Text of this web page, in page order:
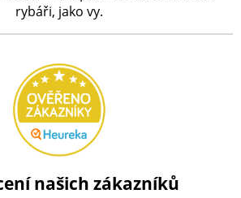
rybáři, jako vy.
našich zákazníků